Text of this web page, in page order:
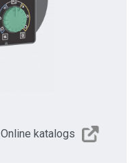
Online katalogs